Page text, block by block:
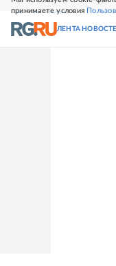
принимаете условия
СВЕЖИЙ НОМЕР
ЛЕНТА